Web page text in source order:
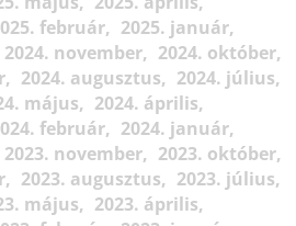
február
2025. január
2024. november
2024. október
2024. augusztus
2024. július
május
2024. április
február
2024. január
2023. november
2023. október
2023. augusztus
2023. július
május
2023. április